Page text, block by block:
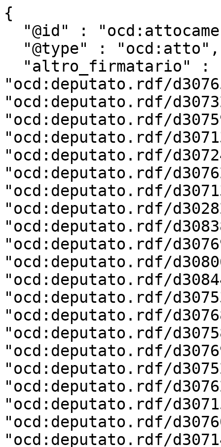
{
"ocd:deputato.rdf/
"ocd:deputato.rdf/
"ocd:deputato.rdf/
"ocd:deputato.rdf/
"ocd:deputato.rdf/
"ocd:deputato.rdf/
"ocd:deputato.rdf/
"ocd:deputato.rdf/
"ocd:deputato.rdf/
"ocd:deputato.rdf/
"ocd:deputato.rdf/
"ocd:deputato.rdf/
"ocd:deputato.rdf/
"ocd:deputato.rdf/
"ocd:deputato.rdf/
"ocd:deputato.rdf/
"ocd:deputato.rdf/
"ocd:deputato.rdf/
"ocd:deputato.rdf/
"ocd:deputato.rdf/
"ocd:deputato.rdf/